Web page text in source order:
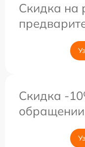
Скидка на
Скидка -
обращении